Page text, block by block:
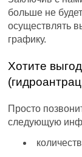
больше не
осуществлять
графику.
Хотите
Просто
следующую